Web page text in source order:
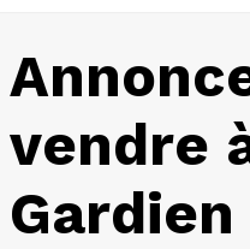
vendre
Gardien